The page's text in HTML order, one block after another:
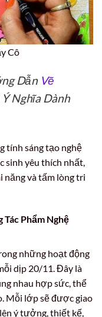
Cô
Dẫn Vẽ
Nghĩa Dành
tính sáng tạo nghệ
sinh yêu thích nhất,
năng và tấm lòng tri
Tác Phẩm Nghệ
những hoạt động
dịp 20/11. Đây là
nhau hợp sức, thể
Mỗi lớp sẽ được giao
ý tưởng, thiết kế,